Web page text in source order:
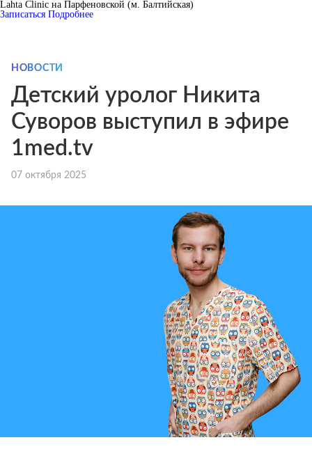
Lahta Clinic на Парфеновской (м. Балтийская)
Записаться Подробнее
НОВОСТИ
Детский уролог Никита
Суворов выступил в эфире
1med.tv
07 октября 2025